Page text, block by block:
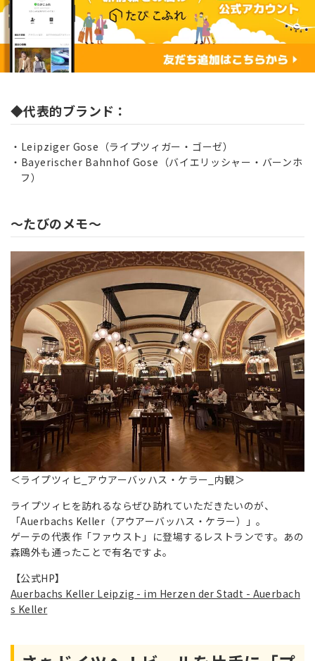
◆代表的ブランド：
Leipziger Gose（ライプツィガー・ゴーゼ）
Bayerischer Bahnhof Gose（バイエリッシャー・バーンホ
フ）
～たびのメモ～
＜ライプツィヒ_アウアーバッハス・ケラー_内観＞
ライプツィヒを訪れるならぜひ訪れていただきたいのが、
「Auerbachs Keller（アウアーバッハス・ケラー）」。
ゲーテの代表作「ファウスト」に登場するレストランです。あの
森鴎外も通ったことで有名ですよ。
【公式HP】
Auerbachs Keller Leipzig - im Herzen der Stadt - Auerbach
s Keller